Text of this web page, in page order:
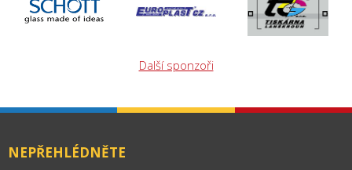
Další sponzoři
NEPŘEHLÉDNĚTE